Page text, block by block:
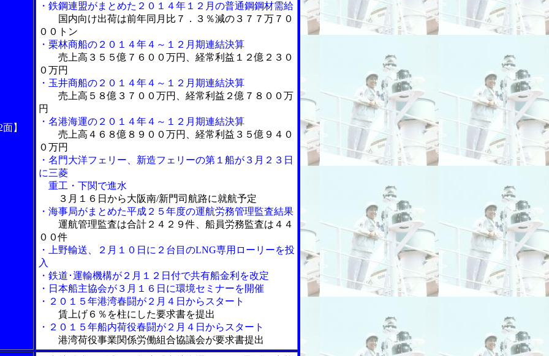
】
・鉄鋼連盟がまとめた２０１４年１２月の普通鋼鋼材需給
国内向け出荷は前年同月比７．３％減の３７７万７０
００トン
・栗林商船の２０１４年４～１２月期連結決算
売上高３５５億７６００万円、経常利益１２億２３０
０万円
・玉井商船の２０１４年４～１２月期連結決算
売上高５８億３７００万円、経常利益２億７８００万
円
・名港海運の２０１４年４～１２月期連結決算
売上高４６８億８９００万円、経常利益３５億９４０
０万円
・名門大洋フェリー、新造フェリーの第１船が３月２３日
に三菱
重工・下関で進水
３月１６日から大阪南/新門司航路に就航予定
・海事局がまとめた平成２５年度の運航労務管理監査結果
運航管理監査は合計２４２９件、船員労務監査は４４
００件
・上野輸送、２月１０日に２台目のLNG専用ローリーを投
入
・鉄道･運輸機構が２月１２日付で共有船金利を改定
・日本船主協会が３月１６日に環境セミナーを開催
・２０１５年港湾春闘が２月４日からスタート
賃上げ６％を柱にした要求書を提出
・２０１５年船内荷役春闘が２月４日からスタート
港湾荷役事業関係労働組合協議会が要求書提出